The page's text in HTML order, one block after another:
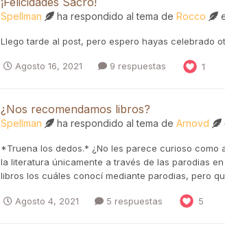
Spellman ha respondido al tema de Rocco
Llego tarde al post, pero espero hayas celebrado
Agosto 16, 2021 9 respuestas 1
¿Nos recomendamos libros?
Spellman ha respondido al tema de Arnovd
*Truena los dedos.* ¿No les parece curioso como
la literatura únicamente a través de las parodias
libros los cuáles conocí mediante parodias, pero
Agosto 4, 2021 5 respuestas 5